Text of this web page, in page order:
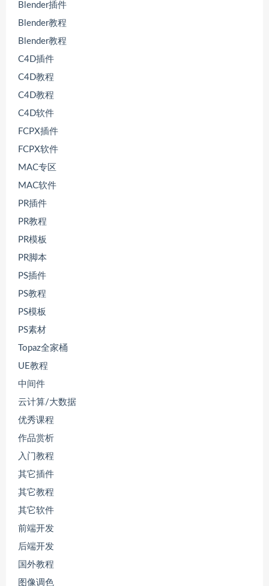
Blender插件
Blender教程
Blender教程
C4D插件
C4D教程
C4D教程
C4D软件
FCPX插件
FCPX软件
MAC专区
MAC软件
PR插件
PR教程
PR模板
PR脚本
PS插件
PS教程
PS模板
PS素材
Topaz全家桶
UE教程
中间件
云计算/大数据
优秀课程
作品赏析
入门教程
其它插件
其它教程
其它软件
前端开发
后端开发
国外教程
图像调色